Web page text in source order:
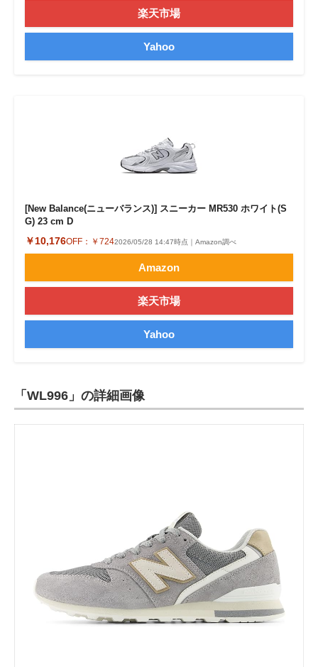
楽天市場
Yahoo
[New Balance(ニューバランス)] スニーカー MR530 ホワイト(S
G) 23 cm D
￥10,176OFF： ￥7242026/05/28 14:47時点｜Amazon調べ
Amazon
楽天市場
Yahoo
「WL996」の詳細画像